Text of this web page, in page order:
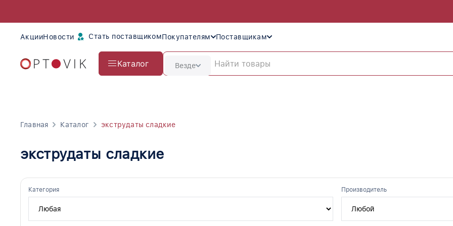
АкцииНовости Стать поставщикомПокупателям Поставщикам
Каталог Везде
Главная Каталог экструдаты сладкие
экструдаты сладкие
Категория Производитель